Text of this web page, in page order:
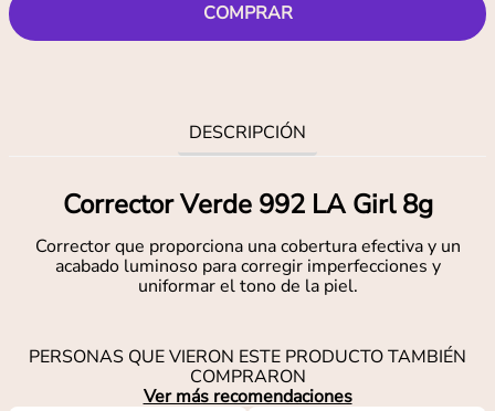
COMPRAR
DESCRIPCIÓN
Corrector Verde 992 LA Girl 8g
Corrector que proporciona una cobertura efectiva y un
acabado luminoso para corregir imperfecciones y
uniformar el tono de la piel.
PERSONAS QUE VIERON ESTE PRODUCTO TAMBIÉN
COMPRARON
Ver más recomendaciones